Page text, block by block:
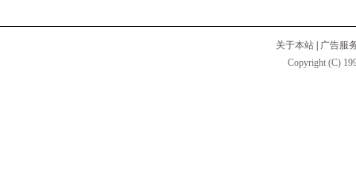
关于本站
广告服
Copyright (C)